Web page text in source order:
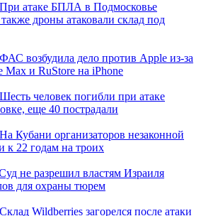
При атаке БПЛА в Подмосковье
дроны атаковали склад под
ФАС возбудила дело против Apple из-за
Max и RuStore на iPhone
Шесть человек погибли при атаке
еще 40 пострадали
На Кубани организаторов незаконной
к 22 годам на троих
не разрешил властям Израиля
для охраны тюрем
Склад Wildberries загорелся после атаки